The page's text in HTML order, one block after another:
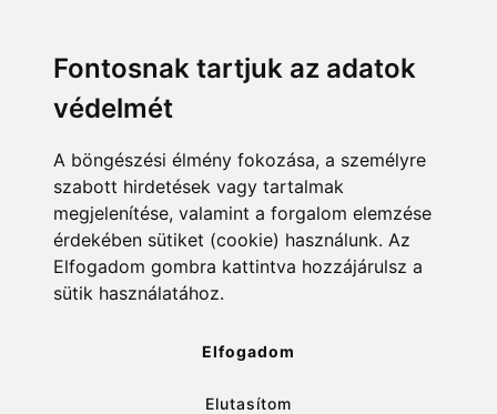
Fontosnak tartjuk az adatok
védelmét
A böngészési élmény fokozása, a személyre
szabott hirdetések vagy tartalmak
megjelenítése, valamint a forgalom elemzése
érdekében sütiket (cookie) használunk. Az
Elfogadom gombra kattintva hozzájárulsz a
sütik használatához.
Elfogadom
Elutasítom
Menü
Főoldal
Rekordlista
Abszolút rekordlista
Rekord bejelentése
Linkek
mohosz.hu
horgaszjegy.hu